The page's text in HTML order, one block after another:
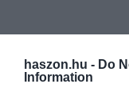
haszon.hu - Do
Information